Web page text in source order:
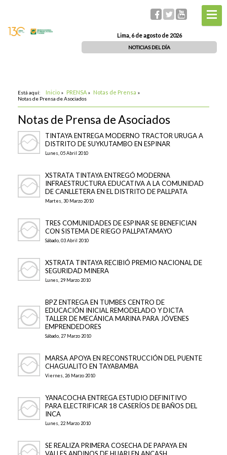
Lima, 6 de agosto de 2026
NOTICIAS DEL DÍA
Está aquí: Inicio » PRENSA » Notas de Prensa »
Notas de Prensa de Asociados
Notas de Prensa de Asociados
TINTAYA ENTREGA MODERNO TRACTOR URUGA A
DISTRITO DE SUYKUTAMBO EN ESPINAR
Lunes, 05 Abril 2010
XSTRATA TINTAYA ENTREGÓ MODERNA
INFRAESTRUCTURA EDUCATIVA A LA COMUNIDAD
DE CANLLETERA EN EL DISTRITO DE PALLPATA
Martes, 30 Marzo 2010
TRES COMUNIDADES DE ESPINAR SE BENEFICIAN
CON SISTEMA DE RIEGO PALLPATAMAYO
Sábado, 03 Abril 2010
XSTRATA TINTAYA RECIBIÓ PREMIO NACIONAL DE
SEGURIDAD MINERA
Lunes, 29 Marzo 2010
BPZ ENTREGA EN TUMBES CENTRO DE
EDUCACIÓN INICIAL REMODELADO Y DICTA
TALLER DE MECÁNICA MARINA PARA JÓVENES
EMPRENDEDORES
Sábado, 27 Marzo 2010
MARSA APOYA EN RECONSTRUCCIÓN DEL PUENTE
CHAGUALITO EN TAYABAMBA
Viernes, 26 Marzo 2010
YANACOCHA ENTREGA ESTUDIO DEFINITIVO
PARA ELECTRIFICAR 18 CASERÍOS DE BAÑOS DEL
INCA
Lunes, 22 Marzo 2010
SE REALIZA PRIMERA COSECHA DE PAPAYA EN